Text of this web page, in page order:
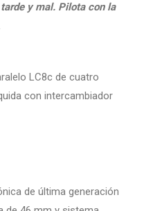
y mal. Pilota con la
LC8c de cuatro
con intercambiador
de última generación